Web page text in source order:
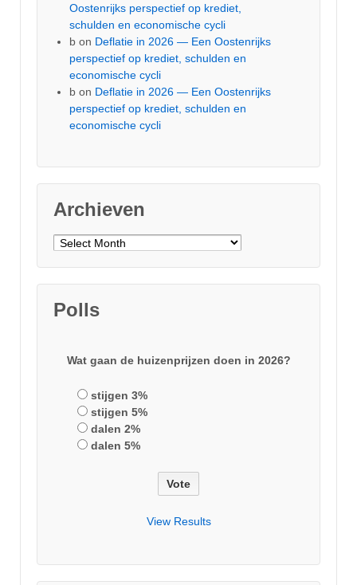
Oostenrijks perspectief op krediet,
schulden en economische cycli
b on Deflatie in 2026 — Een Oostenrijks
perspectief op krediet, schulden en
economische cycli
b on Deflatie in 2026 — Een Oostenrijks
perspectief op krediet, schulden en
economische cycli
Archieven
Archieven
Polls
Wat gaan de huizenprijzen doen in 2026?
stijgen 3%
stijgen 5%
dalen 2%
dalen 5%
View Results